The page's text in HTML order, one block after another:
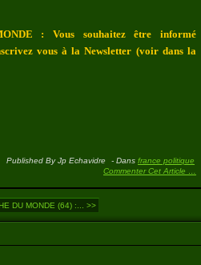
: Vous souhaitez être informé
vous à la Newsletter (voir dans la
Published By Jp Echavidre - Dans france politique
Commenter Cet Article
DU MONDE (64) :... >>